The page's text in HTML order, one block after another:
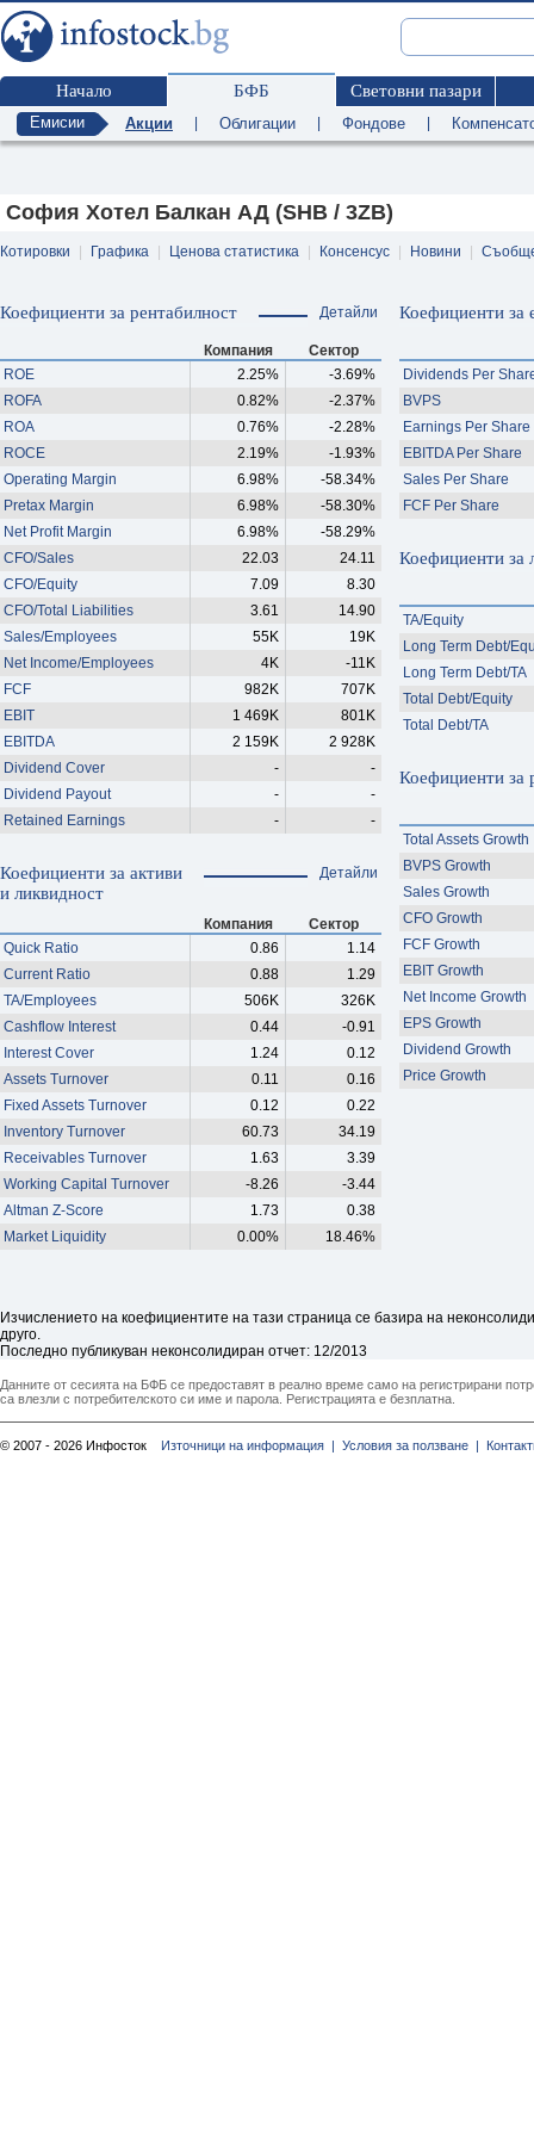
Начало БФБ Световни пазари
Емисии Акции Облигации Фондове
София Хотел Балкан АД (SHB / 3ZB)
Котировки Графика Ценова статистика Консенсус Новини
Коефициенти за рентабилност Детайли
Компания
Сектор
ROE
2.25%
-3.69%
ROFA
0.82%
-2.37%
ROA
0.76%
-2.28%
ROCE
2.19%
-1.93%
Operating Margin
6.98%
-58.34%
Pretax Margin
6.98%
-58.30%
Net Profit Margin
6.98%
-58.29%
CFO/Sales
22.03
24.11
CFO/Equity
7.09
8.30
CFO/Total Liabilities
3.61
14.90
Sales/Employees
55K
19K
Net Income/Employees
4K
-11K
FCF
982K
707K
EBIT
1 469K
801K
EBITDA
2 159K
2 928K
Dividend Cover
-
-
Dividend Payout
-
-
Retained Earnings
- -
Коефициенти за активи
и ликвидност
Детайли
Компания
Сектор
Quick Ratio
0.86
1.14
Current Ratio
0.88
1.29
TA/Employees
506K
326K
Cashflow Interest
0.44
-0.91
Interest Cover
1.24
0.12
Assets Turnover
0.11
0.16
Fixed Assets Turnover
0.12
0.22
Inventory Turnover
60.73
34.19
Receivables Turnover
1.63
3.39
Working Capital Turnover
-8.26
-3.44
Altman Z-Score
1.73
0.38
Market Liquidity
0.00% 18.46%
Коефициенти за
Dividends Per
BVPS
Earnings Per Share
EBITDA Per Share
Sales Per Share
FCF Per Share
Коефициенти за
TA/Equity
Long Term Debt/
Long Term Debt/TA
Total Debt/Equity
Total Debt/TA
Коефициенти за
Total Assets Growth
BVPS Growth
Sales Growth
CFO Growth
FCF Growth
EBIT Growth
Net Income Growth
EPS Growth
Dividend Growth
Price Growth
Изчислението на коефициентите на тази страница се базира на
друго.
Последно публикуван неконсолидиран отчет: 12/2013
Данните от сесията на БФБ се предоставят в реално време само на регистрирани
са влезли с потребителското си име и парола. Регистрацията е безплатна.
© 2007 - 2026 Инфосток Източници на информация | Условия за ползване |